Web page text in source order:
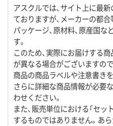
アスクルでは、サイト上に最
ておりますが、メーカーの都合
パッケージ、原材料、原産国な
す。
このため、実際にお届けする
が異なる場合がございますの
商品の商品ラベルや注意書き
さらに詳細な商品情報が必要
わせください。
また、販売単位における「セッ
するものではありません。あ